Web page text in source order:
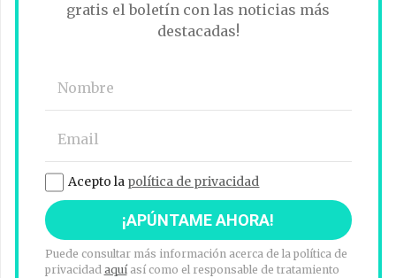
gratis el boletín con las noticias más
destacadas!
Acepto la política de privacidad
Puede consultar más información acerca de la política de
privacidad aquíasí como el responsable de tratamiento